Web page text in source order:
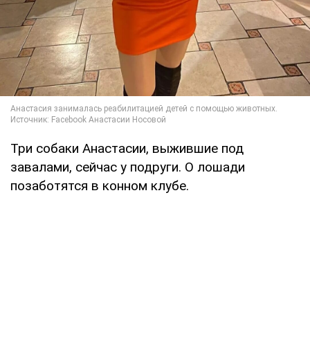
Три собаки Анастасии, выжившие под
завалами, сейчас у подруги. О лошади
позаботятся в конном клубе.